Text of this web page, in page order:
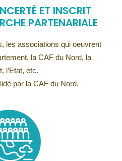
ET INSCRIT
PARTENARIALE
les associations qui oeuvrent
la CAF du Nord, la
l’Etat, etc.
par la CAF du Nord.